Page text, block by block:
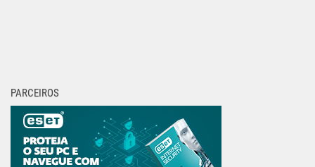
PARCEIROS